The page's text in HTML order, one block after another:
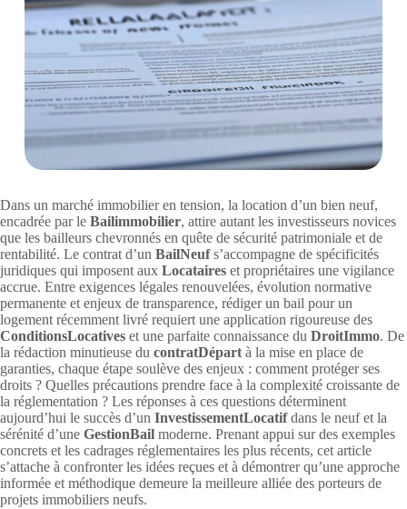
Dans un marché immobilier en tension, la location d’un bien neuf,
encadrée par le Bailimmobilier, attire autant les investisseurs novices
que les bailleurs chevronnés en quête de sécurité patrimoniale et de
rentabilité. Le contrat d’un BailNeufs’accompagne de spécificités
juridiques qui imposent aux Locataires et propriétaires une vigilance
accrue. Entre exigences légales renouvelées, évolution normative
permanente et enjeux de transparence, rédiger un bail pour un
logement récemment livré requiert une application rigoureuse des
ConditionsLocatives et une parfaite connaissance du DroitImmo. De
la rédaction minutieuse du contratDépart à la mise en place de
garanties, chaque étape soulève des enjeux : comment protéger ses
droits ? Quelles précautions prendre face à la complexité croissante de
la réglementation ? Les réponses à ces questions déterminent
aujourd’hui le succès d’un InvestissementLocatifdans le neuf et la
sérénité d’une GestionBail moderne. Prenant appui sur des exemples
concrets et les cadrages réglementaires les plus récents, cet article
s’attache à confronter les idées reçues et à démontrer qu’une approche
informée et méthodique demeure la meilleure alliée des porteurs de
projets immobiliers neufs.